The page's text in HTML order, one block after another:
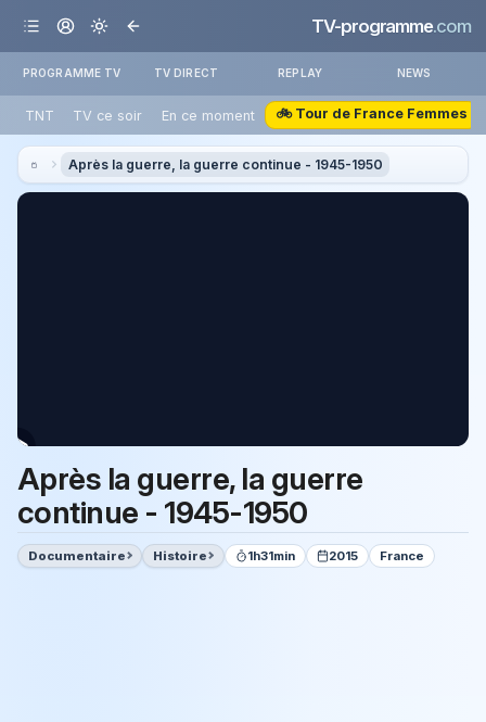
TV-programme.com
PROGRAMME TV TV DIRECT REPLAY NEWS
TNT TV ce soir En ce moment 🚲 Tour de France Femmes
Après la guerre, la guerre continue - 1945-1950
Après la guerre, la guerre
continue - 1945-1950
Documentaire Histoire 1h31min 2015 France